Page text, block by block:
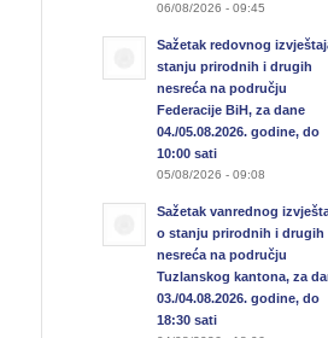
06/08/2026 - 09:45
Sažetak redovnog
stanju prirodnih i drugih
nesreća na području
Federacije BiH, za dane
04./05.08.2026. godine, do
10:00 sati
05/08/2026 - 09:08
Sažetak vanrednog
o stanju prirodnih i drugih
nesreća na području
Tuzlanskog kantona, za
03./04.08.2026. godine, do
18:30 sati